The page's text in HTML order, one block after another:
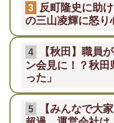
3
反町隆史に助
の三山凌輝に怒
4
【秋田】職員
ン会見に！？秋
った」
5
【みんなで大